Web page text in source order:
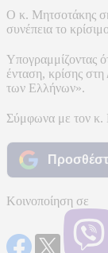
Ο κ. Μητσοτάκης
συνέπεια το
Υπογραμμίζοντας
ένταση, κρίσης
των Ελλήνων».
Σύμφωνα με τον κ.
Κοινοποίηση σε